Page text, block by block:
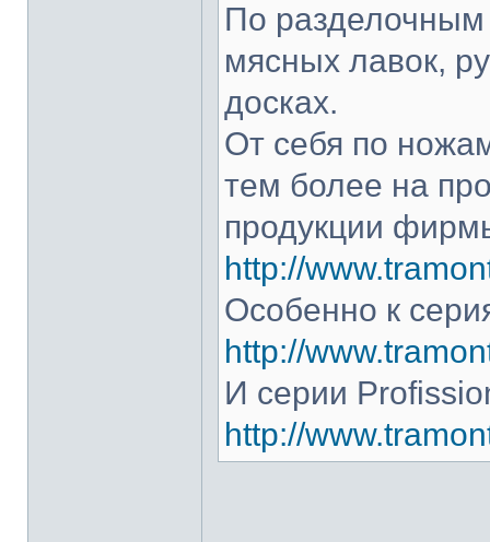
По разделочным
мясных лавок,
досках.
От себя по
тем более на
продукции
http://
Особенно к
http://
И серии
http://